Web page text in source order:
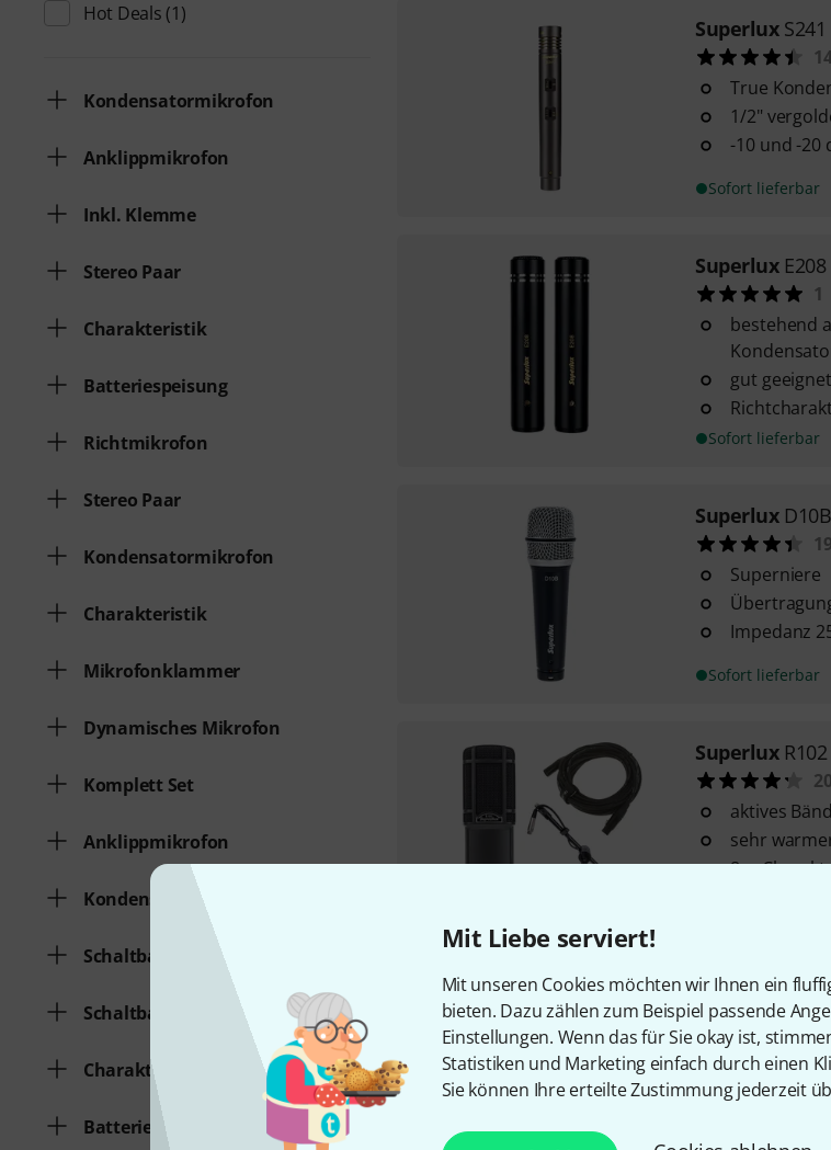
Mit Liebe serviert!
Mit unseren Cookies möchten wir Ihnen ein
bieten. Dazu zählen zum Beispiel passende
Einstellungen. Wenn das für Sie okay ist,
Statistiken und Marketing einfach durch einen
Sie können Ihre erteilte Zustimmung jederzeit
Hot Deals (1)
Kondensatormikrofon
Anklippmikrofon
Inkl. Klemme
Stereo Paar
Charakteristik
Batteriespeisung
Richtmikrofon
Stereo Paar
Kondensatormikrofon
Charakteristik
Mikrofonklammer
Dynamisches Mikrofon
Komplett Set
Anklippmikrofon
Kondensatormikrofon
Schaltbarer Lowcut
Schaltbarer Pad
Charakteristik
Batteriespeisung
Superlux S241
True
1/2"
-10 und -20
Sofort lieferbar
Superlux
1
bestehend
gut
Sofort lieferbar
Superlux D10B
Superniere
Impedanz
Sofort lieferbar
Superlux
20
aktives
sehr
8er